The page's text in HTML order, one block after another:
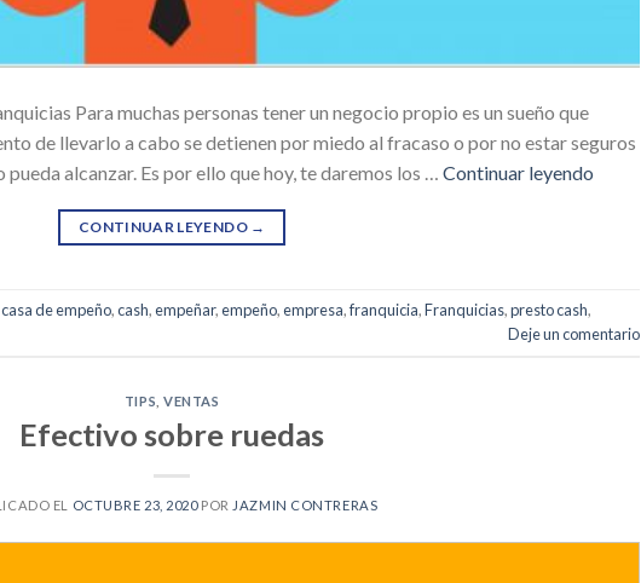
Para muchas personas tener un negocio propio es un sueño que
de llevarlo a cabo se detienen por miedo al fracaso o por no estar seguros
alcanzar. Es por ello que hoy, te daremos los … Continuar leyendo
CONTINUAR LEYENDO →
casa de empeño,cash,empeñar,empeño,empresa,franquicia,Franquicias,presto cash,
Deje un comentario
TIPS ,VENTAS
Efectivo sobre ruedas
EL OCTUBRE 23, 2020POR JAZMIN CONTRERAS